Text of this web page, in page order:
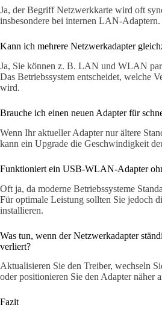
Ja, der Begriff Netzwerkkarte wird oft
insbesondere bei internen LAN-Adaptern.
Kann ich mehrere Netzwerkadapter
Ja, Sie können z. B. LAN und WLAN
Das Betriebssystem entscheidet, welche
wird.
Brauche ich einen neuen Adapter für
Wenn Ihr aktueller Adapter nur ältere
kann ein Upgrade die Geschwindigkeit
Funktioniert ein USB-WLAN-Adapter
Oft ja, da moderne Betriebssysteme
Für optimale Leistung sollten Sie jedoch
installieren.
Was tun, wenn der Netzwerkadapter
verliert?
Aktualisieren Sie den Treiber, wechseln
oder positionieren Sie den Adapter näher
Fazit